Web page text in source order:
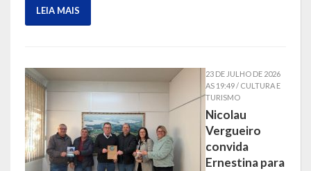
LEIS COMPLEMENTARES
DECRETOS
Publicações
LEIA MAIS
23 DE JULHO DE 2026
AS 19:49 / CULTURA E
TURISMO
Nicolau
Vergueiro
convida
Ernestina para